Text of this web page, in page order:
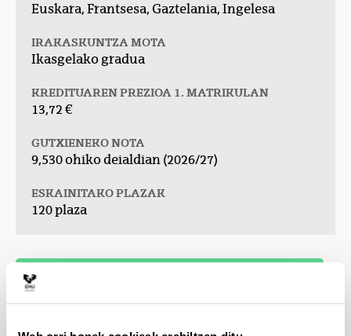
Euskara, Frantsesa, Gaztelania, Ingelesa
IRAKASKUNTZA MOTA
Ikasgelako gradua
KREDITUAREN PREZIOA 1. MATRIKULAN
13,72 €
GUTXIENEKO NOTA
9,530 ohiko deialdian (2026/27)
ESKAINITAKO PLAZAK
120 plaza
(Beste leiho bat zabalduko du)
Liburuxka